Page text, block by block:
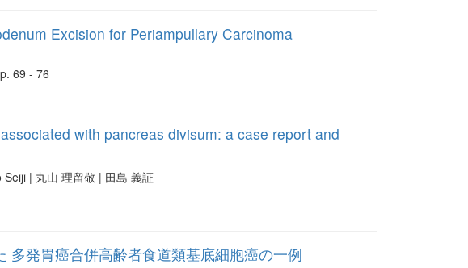
Excision for Periampullary Carcinoma
69 - 76
with pancreas divisum: a case report and
| 丸山 理留敬 | 田島 義証
多発胃癌合併高齢者食道類基底細胞癌の一例